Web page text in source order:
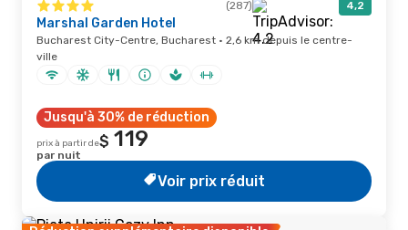
(287) 4,2
Marshal Garden Hotel
Bucharest City-Centre, Bucharest · 2,6 km depuis le centre-
ville
Jusqu'à 30% de réduction
prix à partir de$ 119
par nuit
Voir prix réduit